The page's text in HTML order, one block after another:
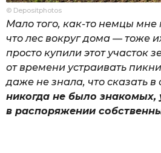
© Depositphotos
Мало того, как-то немцы мне
что лес вокруг дома — тоже
просто купили этот участок
от времени устраивать
даже не знала, что сказать в
никогда не было
в распоряжении